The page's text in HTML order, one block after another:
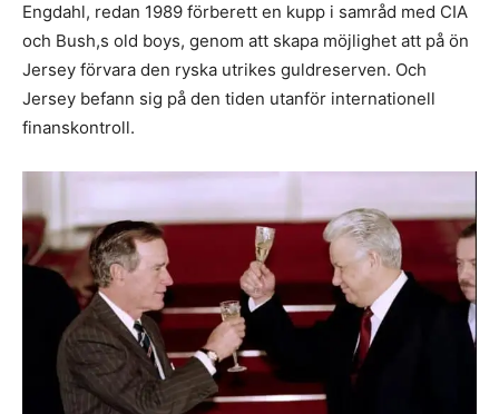
Engdahl, redan 1989 förberett en kupp i samråd med CIA
och Bush,s old boys, genom att skapa möjlighet att på ön
Jersey förvara den ryska utrikes guldreserven. Och
Jersey befann sig på den tiden utanför internationell
finanskontroll.